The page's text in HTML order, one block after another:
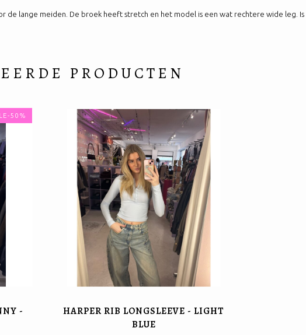
de lange meiden. De broek heeft stretch en het model is een wat rechtere wide leg. Is
PRODUCTEN
50%
-
HARPER RIB LONGSLEEVE - LIGHT
BLUE